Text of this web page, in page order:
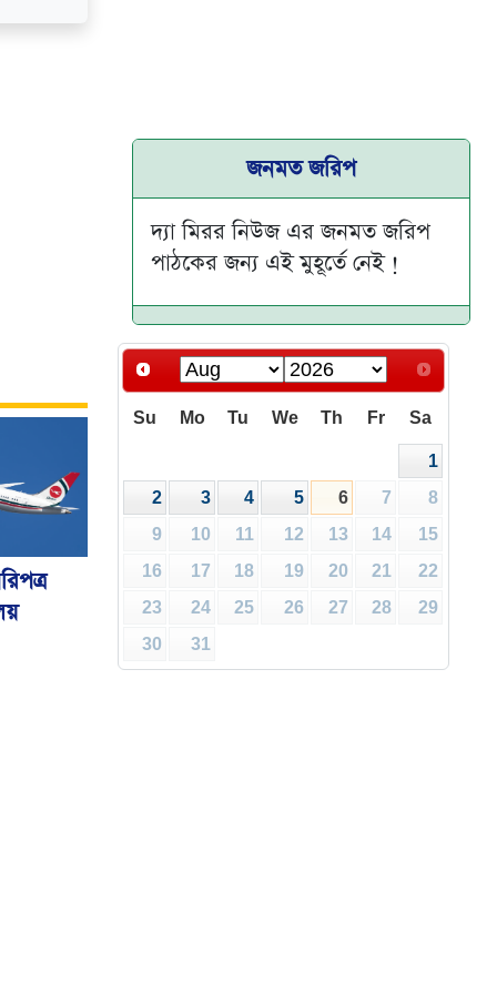
জনমত জরিপ
দ্যা মিরর নিউজ এর জনমত জরিপ
পাঠকের জন্য এই মুহূর্তে নেই !
Su Mo Tu We Th Fr Sa
1
2
3 4 5 6 7
8
9
10 11 12 13 14
15
16
17 18 19 20 21
22
23
24 25 26 27 28
29
30
31